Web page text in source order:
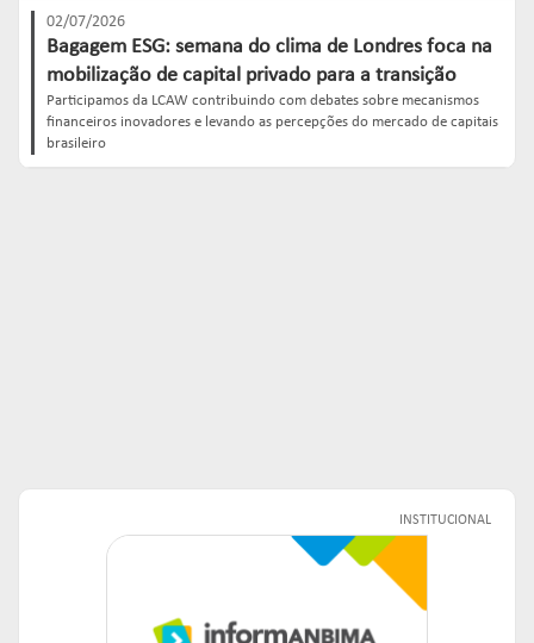
02/07/2026
Bagagem ESG: semana do clima de Londres foca na
mobilização de capital privado para a transição
Participamos da LCAW contribuindo com debates sobre mecanismos
financeiros inovadores e levando as percepções do mercado de capitais
brasileiro
INSTITUCIONAL